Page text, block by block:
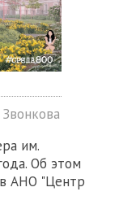
им.
Об этом
АНО "Центр